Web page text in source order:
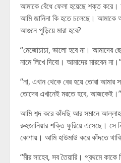
আমাকে বেঁধে ফেলা হয়েছে শক্ত করে।
আমি জানিনা কি হতে চলেছে।
আগুনে পুড়িয়ে মারা হবে?
“মেজোচাচা, ভালো হবে না। আমাদের
নামে লিখে দিবো। আমাদের মারবেন
“না, এখান থেকে বের হয়ে তোরা আমার
তোদের এখানেই মরতে হবে, আজকেই।”
আমি শব্দ করে কাঁদছি আর সমানে
রুহজানিয়ার শক্তি ফুরিয়ে এসেছে।
কোণায়। আমি হাউমাউ করে কাঁদতে
“মীর সাহেব, সব তৈয়ারি। প্রথমে